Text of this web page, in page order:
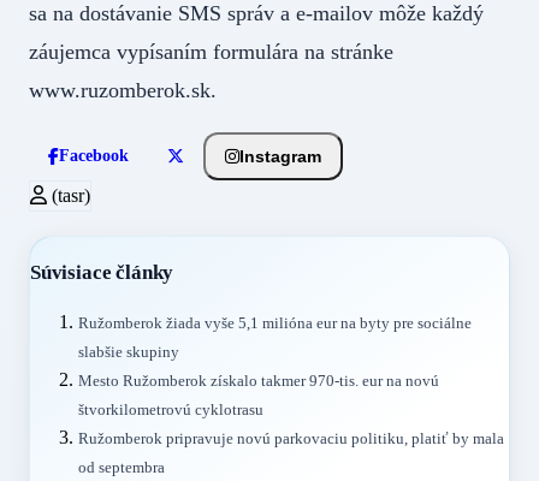
sa na dostávanie SMS správ a e-mailov môže každý
záujemca vypísaním formulára na stránke
www.ruzomberok.sk.
Facebook Instagram
(tasr)
Súvisiace články
Ružomberok žiada vyše 5,1 milióna eur na byty pre sociálne
slabšie skupiny
Mesto Ružomberok získalo takmer 970-tis. eur na novú
štvorkilometrovú cyklotrasu
Ružomberok pripravuje novú parkovaciu politiku, platiť by mala
od septembra